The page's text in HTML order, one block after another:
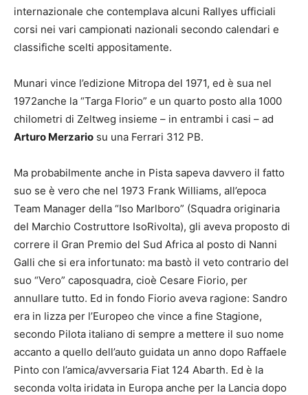
internazionale che contemplava alcuni Rallyes ufficiali
corsi nei vari campionati nazionali secondo calendari e
classifiche scelti appositamente.
Munari vince l’edizione Mitropa del 1971, ed è sua nel
1972anche la “Targa Florio” e un quarto posto alla 1000
chilometri di Zeltweg insieme – in entrambi i casi – ad
Arturo Merzario su una Ferrari 312 PB.
Ma probabilmente anche in Pista sapeva davvero il fatto
suo se è vero che nel 1973 Frank Williams, all’epoca
Team Manager della “Iso Marlboro” (Squadra originaria
del Marchio Costruttore IsoRivolta), gli aveva proposto di
correre il Gran Premio del Sud Africa al posto di Nanni
Galli che si era infortunato: ma bastò il veto contrario del
suo “Vero” caposquadra, cioè Cesare Fiorio, per
annullare tutto. Ed in fondo Fiorio aveva ragione: Sandro
era in lizza per l’Europeo che vince a fine Stagione,
secondo Pilota italiano di sempre a mettere il suo nome
accanto a quello dell’auto guidata un anno dopo Raffaele
Pinto con l’amica/avversaria Fiat 124 Abarth. Ed è la
seconda volta iridata in Europa anche per la Lancia dopo